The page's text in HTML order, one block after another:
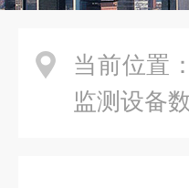
当前位置：
监测设备